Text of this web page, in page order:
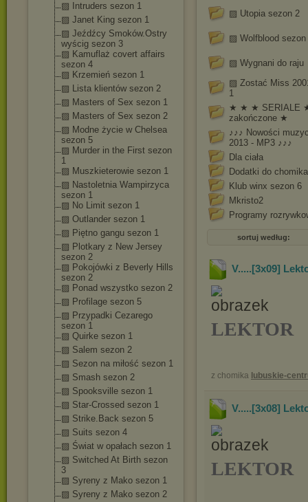
▨ Intruders sezon 1
▨ Janet King sezon 1
▨ Jeźdźcy Smoków.Ostry
wyścig sezon 3
▨ Kamuflaż covert affairs
sezon 4
▨ Krzemień sezon 1
▨ Lista klientów sezon 2
▨ Masters of Sex sezon 1
▨ Masters of Sex sezon 2
▨ Modne życie w Chelsea
sezon 5
▨ Murder in the First sezon
1
▨ Muszkieterowie sezon 1
▨ Nastoletnia Wampirzyca
sezon 1
▨ No Limit sezon 1
▨ Outlander sezon 1
▨ Piętno gangu sezon 1
▨ Plotkary z New Jersey
sezon 2
▨ Pokojówki z Beverly Hills
sezon 2
▨ Ponad wszystko sezon 2
▨ Profilage sezon 5
▨ Przypadki Cezarego
sezon 1
▨ Quirke sezon 1
▨ Salem sezon 2
▨ Sezon na miłość sezon 1
▨ Smash sezon 2
▨ Spooksville sezon 1
▨ Star-Crossed sezon 1
▨ Strike.Back sezon 5
▨ Suits sezon 4
▨ Świat w opałach sezon 1
▨ Switched At Birth sezon
3
▨ Syreny z Mako sezon 1
▨ Syreny z Mako sezon 2
▨ Utopia sezon 2
▨ Wolfblood sezon
▨ Wygnani do raju
▨ Zostać Miss
1
★ ★ ★ SERIALE
zakończone ★
♪♪♪ Nowości
2013 - MP3 ♪♪♪
Dla ciała
Dodatki do chomika
Klub winx sezon 6
Mkristo2
Programy
sortuj według:
V.....[3x09]
LEKTOR
z chomika lubuskie-
V.....[3x08]
LEKTOR